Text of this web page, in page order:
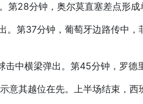
28分钟，奥尔莫直塞差点形成
第37分钟，葡萄牙边路传中
中横梁弹出。第45分钟，罗德
意其越位在先。上半场结束，西